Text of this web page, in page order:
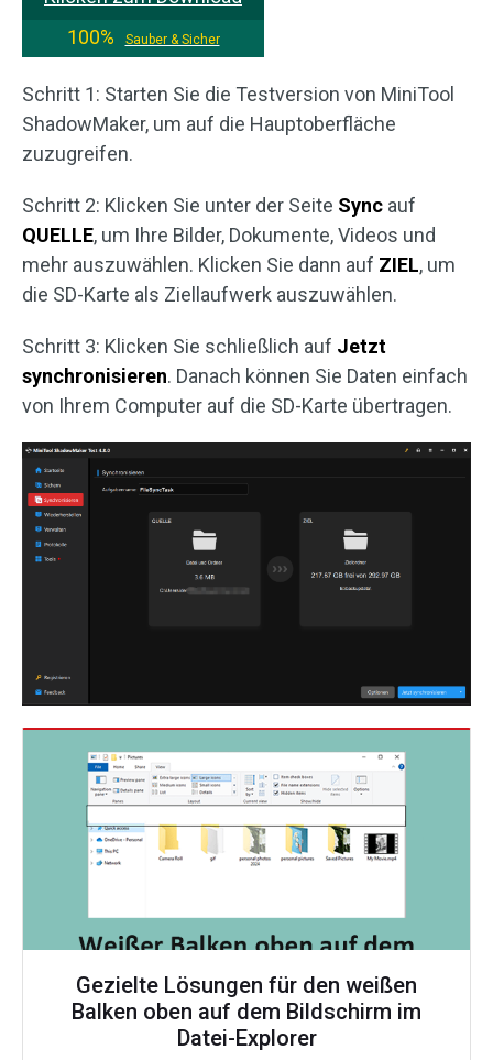
100%
Sauber & Sicher
Schritt 1: Starten Sie die Testversion von MiniTool
ShadowMaker, um auf die Hauptoberfläche
zuzugreifen.
Schritt 2: Klicken Sie unter der Seite Sync auf
QUELLE, um Ihre Bilder, Dokumente, Videos und
mehr auszuwählen. Klicken Sie dann auf ZIEL, um
die SD-Karte als Ziellaufwerk auszuwählen.
Schritt 3: Klicken Sie schließlich auf Jetzt
synchronisieren. Danach können Sie Daten einfach
von Ihrem Computer auf die SD-Karte übertragen.
Gezielte Lösungen für den weißen
Balken oben auf dem Bildschirm im
Datei-Explorer